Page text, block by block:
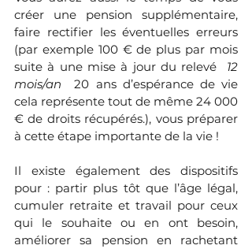
créer une pension supplémentaire,
faire rectifier les éventuelles erreurs
(par exemple 100 € de plus par mois
suite à une mise à jour du relevé
12
mois/an
20 ans d’espérance de vie
cela représente tout de même 24 000
€ de droits récupérés.), vous préparer
à cette étape importante de la vie !
Il existe également des dispositifs
pour : partir plus tôt que l’âge légal,
cumuler retraite et travail pour ceux
qui le souhaite ou en ont besoin,
améliorer sa pension en rachetant